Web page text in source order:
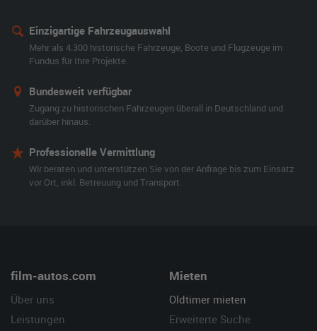
Einzigartige Fahrzeugauswahl
Mehr als 4.300 historische Fahrzeuge, Boote und Flugzeuge im
Fundus für Ihre Projekte.
Bundesweit verfügbar
Zugang zu historischen Fahrzeugen überall in Deutschland und
darüber hinaus.
Professionelle Vermittlung
Wir beraten und unterstützen Sie von der Anfrage bis zum Einsatz
vor Ort, inkl. Betreuung und Transport.
film-autos.com
Über uns
Leistungen
Mieten
Oldtimer mieten
Erweiterte Suche